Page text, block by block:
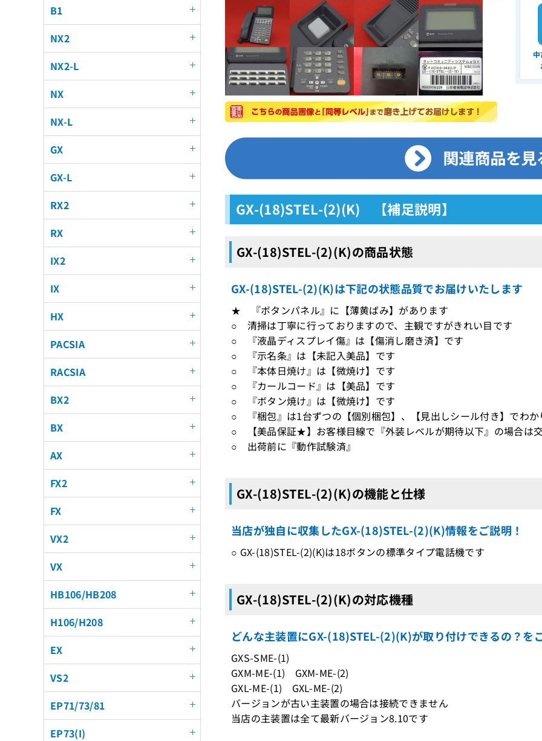
GX-(18)STEL-(2)(K) 【補足説明】
GX-(18)STEL-(2)(K)の商品状態
GX-(18)STEL-(2)(K)は下記の状態品質でお届けいたします
★ 『ボタンパネル』に【薄黄ばみ】があります
○ 清掃は丁寧に行っておりますので、主観ですがきれい目です
○ 『液晶ディスプレイ傷』は【傷消し磨き済】です
○ 『示名条』は【未記入美品】です
○ 『本体日焼け』は【微焼け】です
○ 『カールコード』は【美品】です
○ 『ボタン焼け』は【微焼け】です
○ 『梱包』は1台ずつの【個別梱包】、【見出しシール付き】でわか
○ 【美品保証★】お客様目線で『外装レベルが期待以下』の場合は
○ 出荷前に『動作試験済』
GX-(18)STEL-(2)(K)の機能と仕様
当店が独自に収集したGX-(18)STEL-(2)(K)情報をご説明！
○ GX-(18)STEL-(2)(K)は18ボタンの標準タイプ電話機です
GX-(18)STEL-(2)(K)の対応機種
どんな主装置にGX-(18)STEL-(2)(K)が取り付けできるの？を
GXS-SME-(1)
GXM-ME-(1) GXM-ME-(2)
GXL-ME-(1) GXL-ME-(2)
バージョンが古い主装置の場合は接続できません
当店の主装置は全て最新バージョン8.10です
B1
NX2
NX2-L
NX
NX-L
GX
GX-L
RX2
RX
IX2
IX
HX
PACSIA
RACSIA
BX2
BX
AX
FX2
FX
VX2
VX
HB106/HB208
H106/H208
EX
VS2
EP71/73/81
EP73(I)